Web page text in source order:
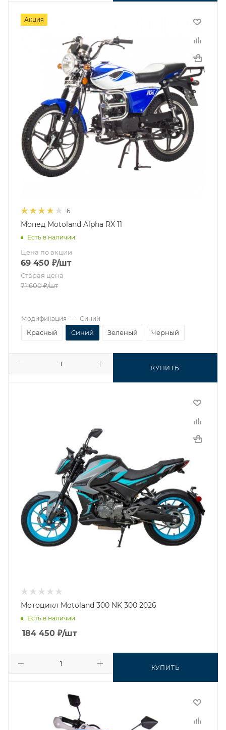
Акция
6
Мопед Motoland Alpha RX 11
Есть в наличии
Цена по акции
69 450 ₽/шт
Старая цена
71 600₽/шт
КУПИТЬ
Модификация — Синий
Красный Синий Зеленый Черный
Мотоцикл Motoland 300 NK 300 2026
Есть в наличии
184 450 ₽/шт
КУПИТЬ